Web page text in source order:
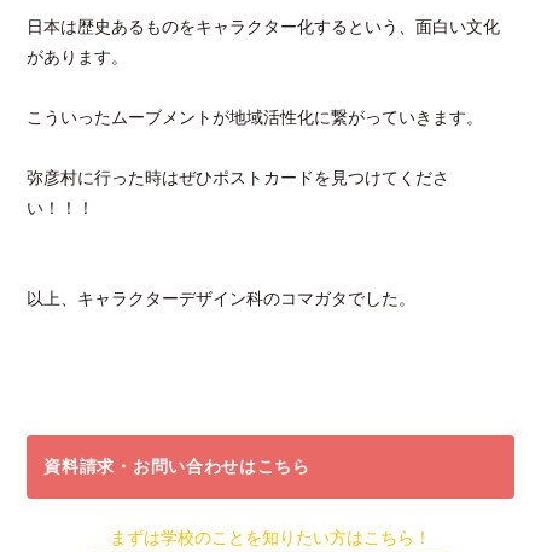
日本は歴史あるものをキャラクター化するという、面白い文化
があります。
こういったムーブメントが地域活性化に繋がっていきます。
弥彦村に行った時はぜひポストカードを見つけてくださ
い！！！
以上、キャラクターデザイン科のコマガタでした。
資料請求・お問い合わせはこちら
まずは学校のことを知りたい方はこちら！